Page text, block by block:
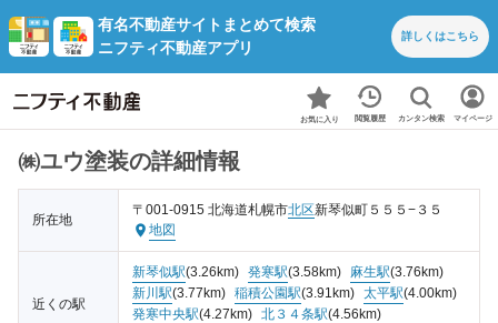
有名不動産サイトまとめて検索
ニフティ不動産アプリ
詳しくはこちら
お気に入り 閲覧履歴 カンタン検索 マイページ
㈱ユウ塗装の詳細情報
所在地
〒001-0915 北海道札幌市北区新琴似町５５５−３５
地図
近くの駅
新琴似駅(3.26km) 発寒駅(3.58km) 麻生駅(3.76km)
新川駅(3.77km) 稲積公園駅(3.91km) 太平駅(4.00km)
発寒中央駅(4.27km) 北３４条駅(4.56km)